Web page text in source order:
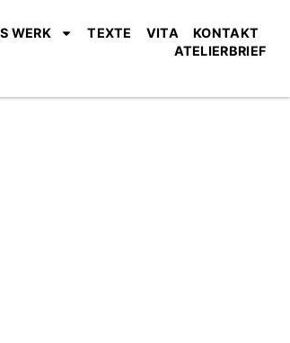
WERK TEXTE VITA
KONTAKT
ATELIERBRIEF